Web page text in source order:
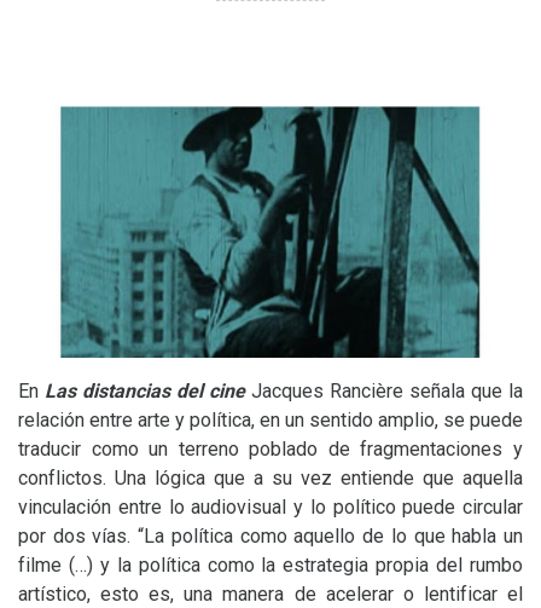
En Las distancias del cineJacques Rancière señala que la
relación entre arte y política, en un sentido amplio, se puede
traducir como un terreno poblado de fragmentaciones y
conflictos. Una lógica que a su vez entiende que aquella
vinculación entre lo audiovisual y lo político puede circular
por dos vías. “La política como aquello de lo que habla un
filme (…) y la política como la estrategia propia del rumbo
artístico, esto es, una manera de acelerar o lentificar el